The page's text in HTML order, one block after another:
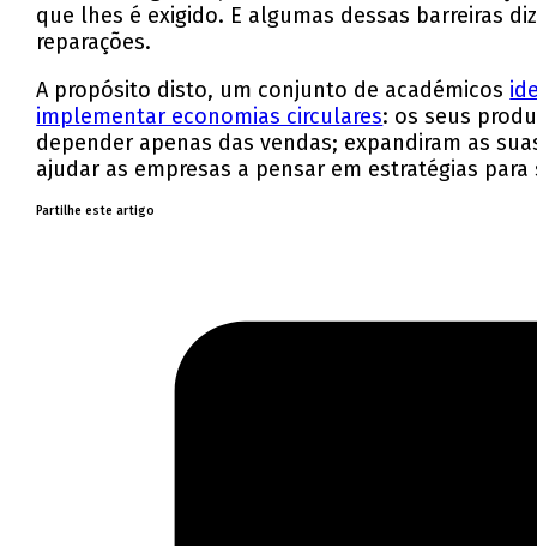
que lhes é exigido. E algumas dessas barreiras
reparações.
A propósito disto, um conjunto de académicos
implementar economias circulares: os seus
depender apenas das vendas; expandiram as
ajudar as empresas a pensar em estratégias
Partilhe este artigo